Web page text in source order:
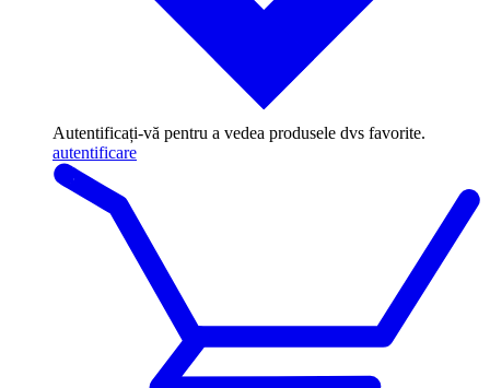
Autentificați-vă pentru a vedea produsele dvs favorite.
autentificare